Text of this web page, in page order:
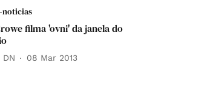
filma 'ovni' da janela do
DN 08 Mar 2013